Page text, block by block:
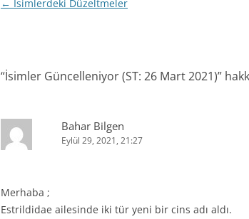
Yazı
← İsimlerdeki Düzeltmeler
“İsimler Güncelleniyor (ST: 26 Mart 2021)”
Bahar Bilgen
Eylül 29, 2021, 21:27
Merhaba ;
Estrildidae ailesinde iki tür yeni bir cins adı aldı.